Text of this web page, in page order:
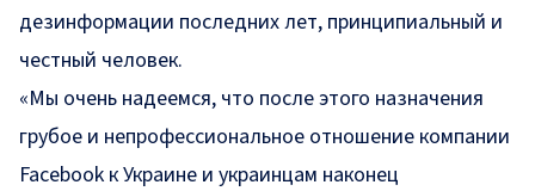
дезинформации последних лет, принципиальный и
честный человек.
«Мы очень надеемся, что после этого назначения
грубое и непрофессиональное отношение компании
Facebook к Украине и украинцам наконец